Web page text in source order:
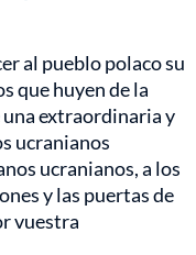
al pueblo polaco su
que huyen de la
extraordinaria y
ucranianos
ucranianos, a los
y las puertas de
vuestra